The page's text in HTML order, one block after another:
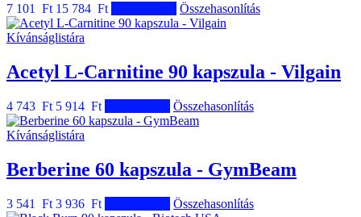
7 101 Ft 15 784 Ft Összehasonlítás
Kívánságlistára
Acetyl L-Carnitine 90 kapszula - Vilgain
4 743 Ft 5 914 Ft Összehasonlítás
Kívánságlistára
Berberine 60 kapszula - GymBeam
3 541 Ft 3 936 Ft Összehasonlítás